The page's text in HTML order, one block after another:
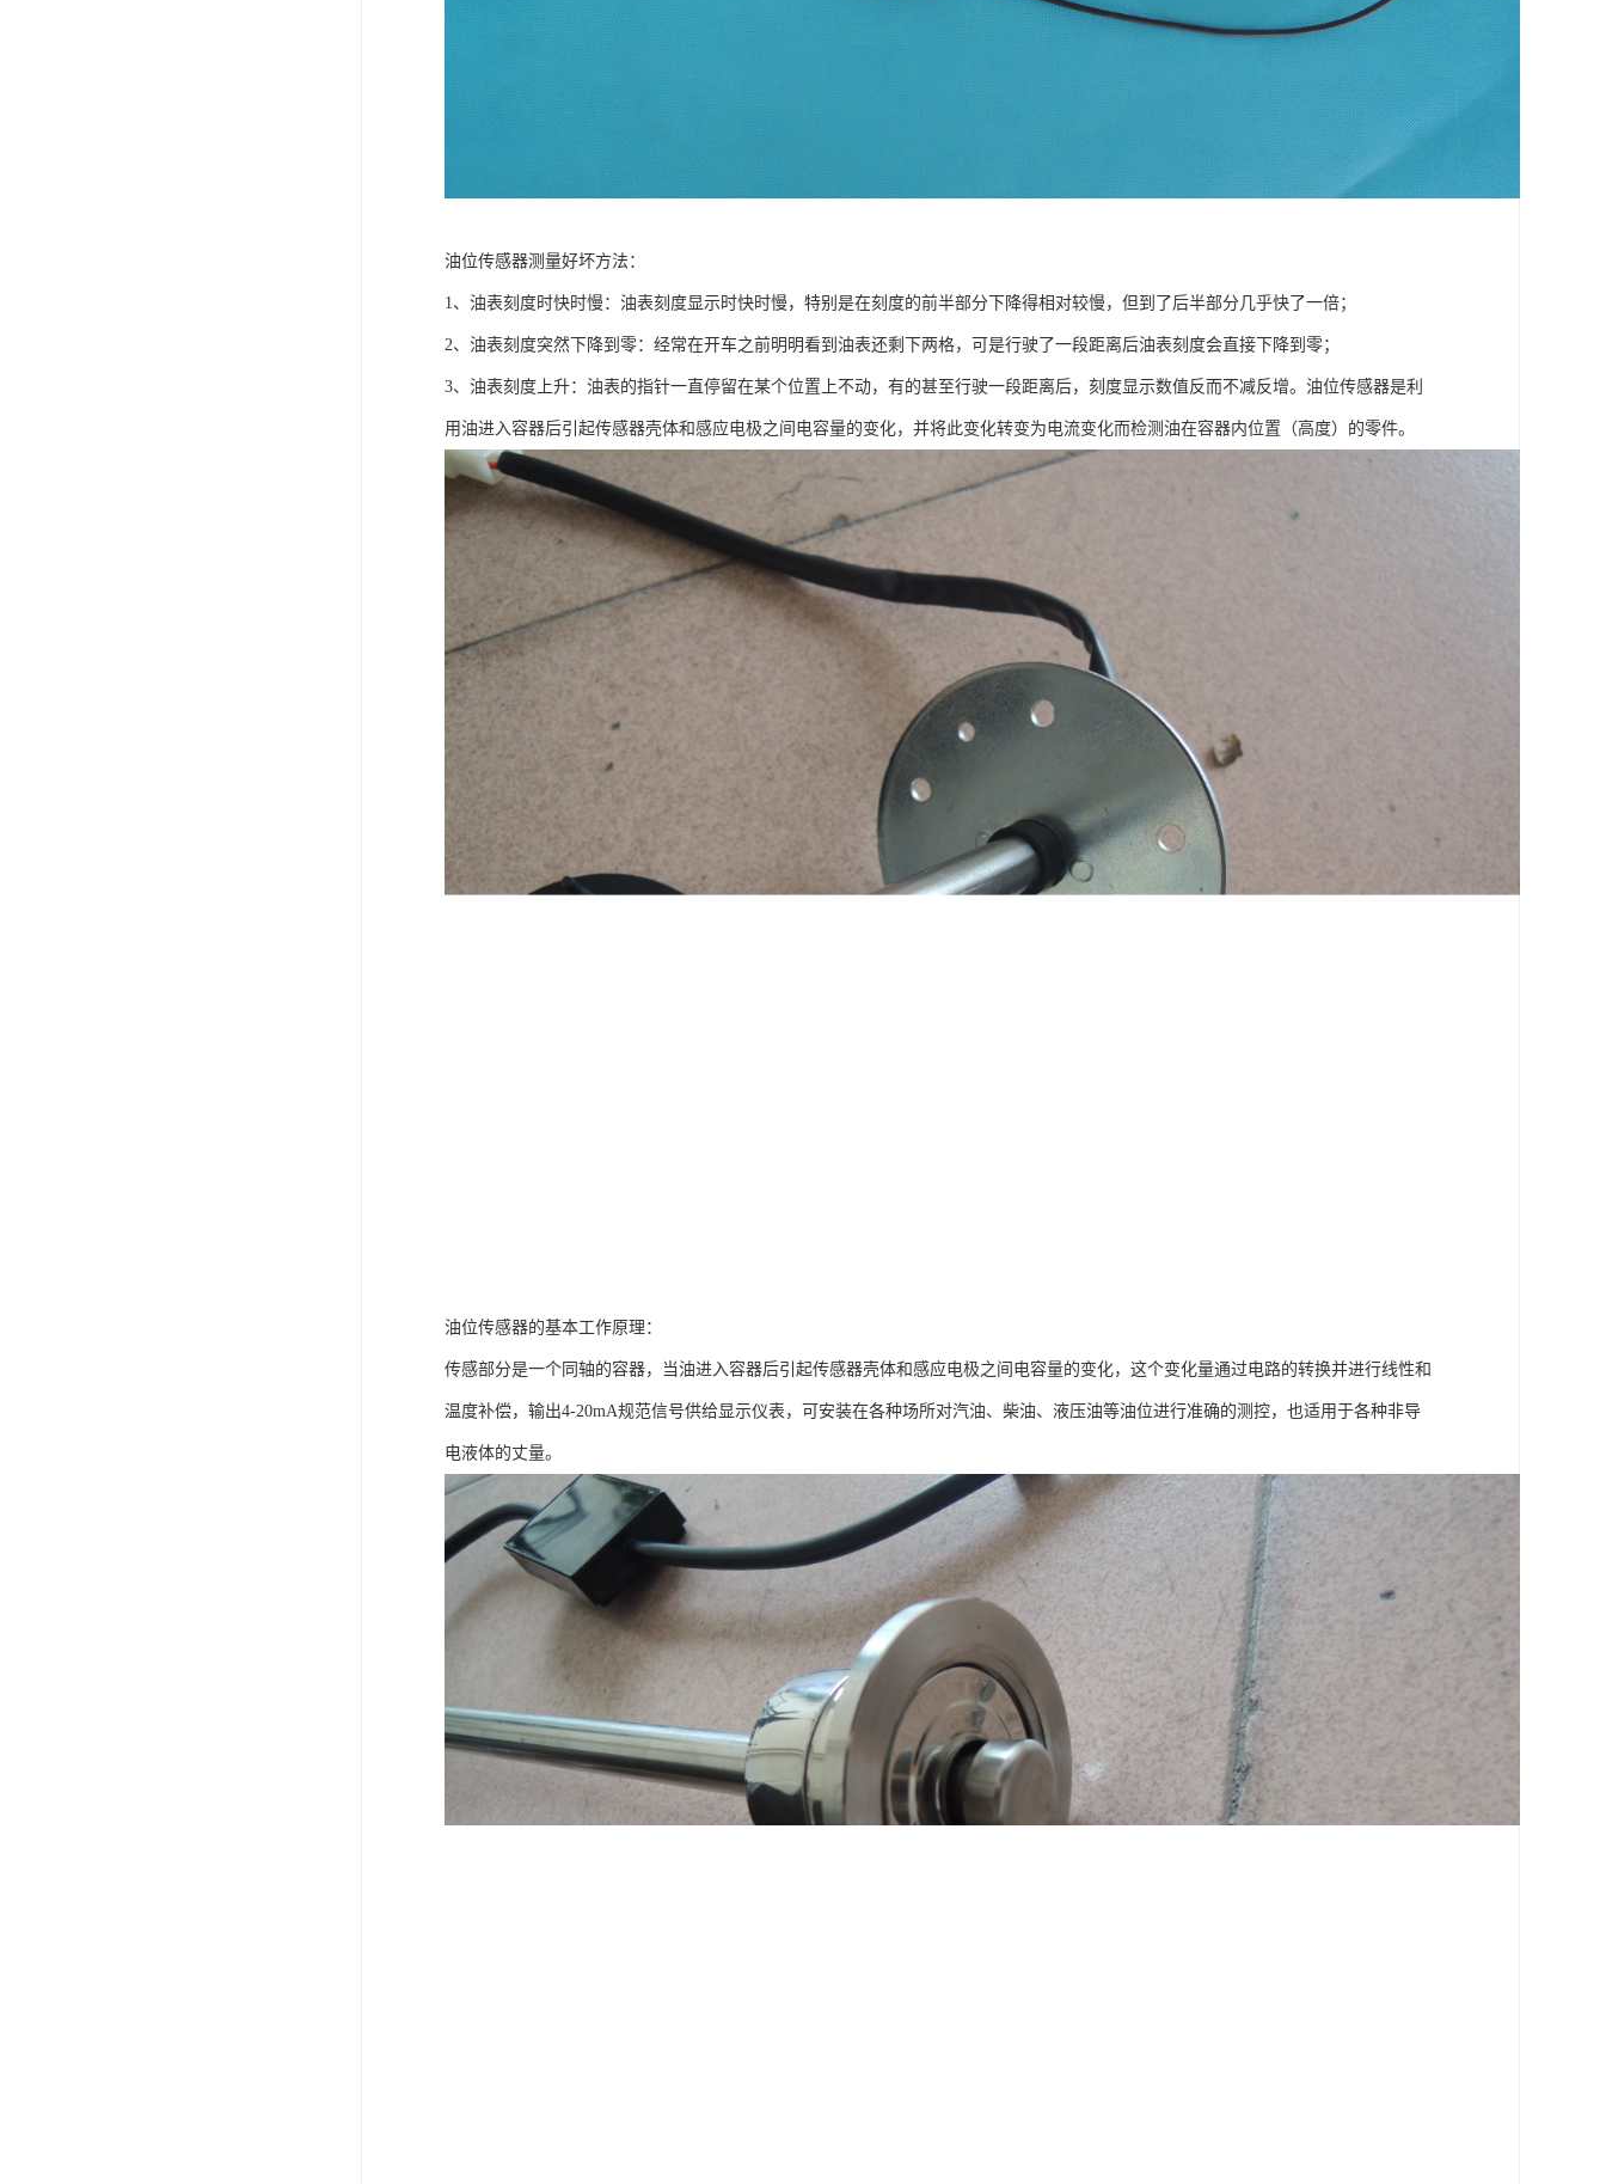
油位传感器测量好坏方法：
1、油表刻度时快时慢：油表刻度显示时快时慢，特别是在刻度的前半部分下降得相对较慢，但到了后半部分几乎快了一倍；
2、油表刻度突然下降到零：经常在开车之前明明看到油表还剩下两格，可是行驶了一段距离后油表刻度会直接下降到零；
3、油表刻度上升：油表的指针一直停留在某个位置上不动，有的甚至行驶一段距离后，刻度显示数值反而不减反增。油位传感器是利
用油进入容器后引起传感器壳体和感应电极之间电容量的变化，并将此变化转变为电流变化而检测油在容器内位置（高度）的零件。
油位传感器的基本工作原理：
传感部分是一个同轴的容器，当油进入容器后引起传感器壳体和感应电极之间电容量的变化，这个变化量通过电路的转换并进行线性和
温度补偿，输出4-20mA规范信号供给显示仪表，可安装在各种场所对汽油、柴油、液压油等油位进行准确的测控，也适用于各种非导
电液体的丈量。